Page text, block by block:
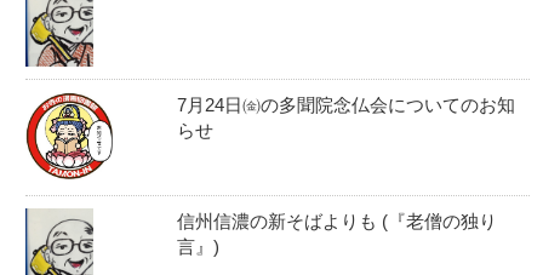
7月24日㈮の多聞院念仏会についてのお知
らせ
信州信濃の新そばよりも (『老僧の独り
言』)